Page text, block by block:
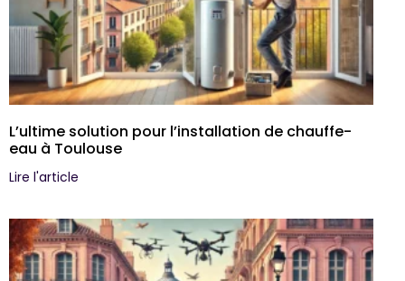
L’ultime solution pour l’installation de chauffe-
eau à Toulouse
Lire l'article